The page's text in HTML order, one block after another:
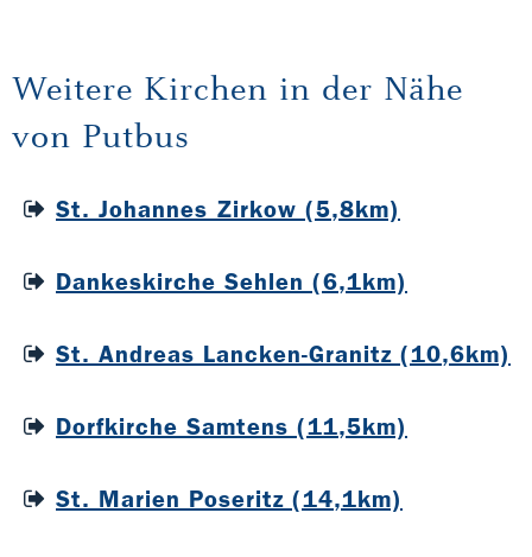
Weitere Kirchen in der Nähe
von Putbus
St. Johannes Zirkow (5,8km)
Dankeskirche Sehlen (6,1km)
St. Andreas Lancken-Granitz (10,6km)
Dorfkirche Samtens (11,5km)
St. Marien Poseritz (14,1km)